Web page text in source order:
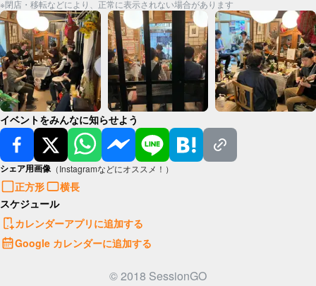
※閉店・移転などにより、正常に表示されない場合があります
イベントをみんなに知らせよう
シェア用画像 （Instagramなどにオススメ！）
正方形
横長
スケジュール
カレンダーアプリに追加する
Google カレンダーに追加する
© 2018 SessionGO